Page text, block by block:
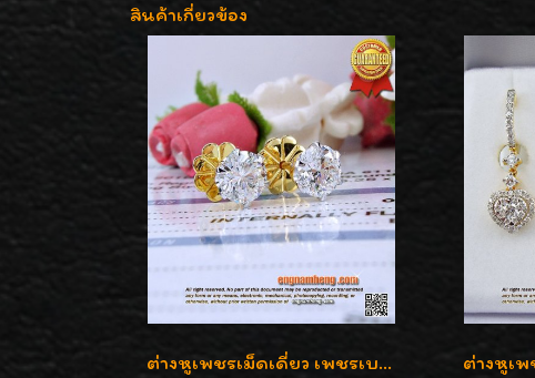
สินค้าเกี่ยวข้อง
ต่างหูเพชรเม็ดเดี่ยว เพชรเบลเยี่ยมคัท น้ำ 96 H-Color/IF & VVS2/3EX น้ำหนักเพชรรวม 1.83 กะรัต พร้อมใบเซอร์ LAB GIA & HRD เพชรสวยปิ๊ง ราคาขายส่งค่ะ